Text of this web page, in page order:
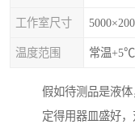
工作室尺寸
温度范围 常温
假如待测品是液
定得用器皿盛好